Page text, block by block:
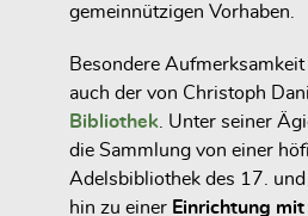
gemeinnützigen Vorhaben.
Besondere
auch der von Christoph
Bibliothek. Unter seiner
die Sammlung von einer
Adelsbibliothek des 17.
hin zu einer Einrichtung